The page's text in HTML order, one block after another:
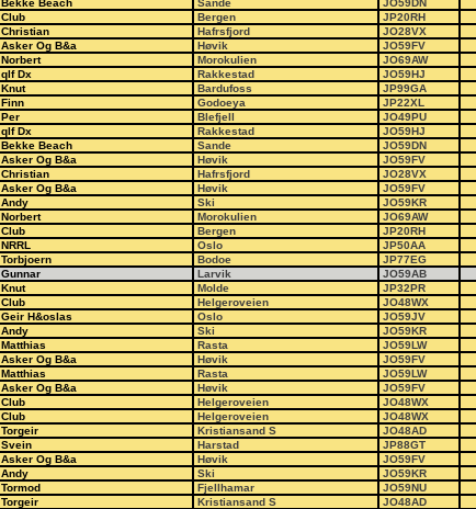
Bekke Beach Sande JO59DN
Club Bergen JP20RH
Christian Hafrsfjord JO28VX
Asker Og B&a Høvik JO59FV
Norbert Morokulien JO69AW
qlf Dx Rakkestad JO59HJ
Knut Bardufoss JP99GA
Finn Godoeya JP22XL
Per Blefjell JO49PU
qlf Dx Rakkestad JO59HJ
Bekke Beach Sande JO59DN
Asker Og B&a Høvik JO59FV
Christian Hafrsfjord JO28VX
Asker Og B&a Høvik JO59FV
Andy Ski JO59KR
Norbert Morokulien JO69AW
Club Bergen JP20RH
NRRL Oslo JP50AA
Torbjoern Bodoe JP77EG
Gunnar Larvik JO59AB
Knut Molde JP32PR
Club Helgeroveien JO48WX
Geir H&oslas Oslo JO59JV
Andy Ski JO59KR
Matthias Rasta JO59LW
Asker Og B&a Høvik JO59FV
Matthias Rasta JO59LW
Asker Og B&a Høvik JO59FV
Club Helgeroveien JO48WX
Club Helgeroveien JO48WX
Torgeir Kristiansand S JO48AD
Svein Harstad JP88GT
Asker Og B&a Høvik JO59FV
Andy Ski JO59KR
Tormod Fjellhamar JO59NU
Torgeir Kristiansand S JO48AD